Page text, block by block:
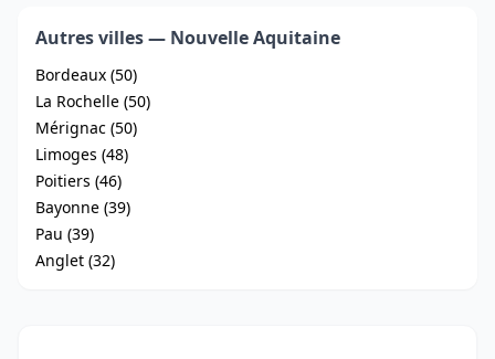
Autres villes — Nouvelle Aquitaine
Bordeaux (50)
La Rochelle (50)
Mérignac (50)
Limoges (48)
Poitiers (46)
Bayonne (39)
Pau (39)
Anglet (32)